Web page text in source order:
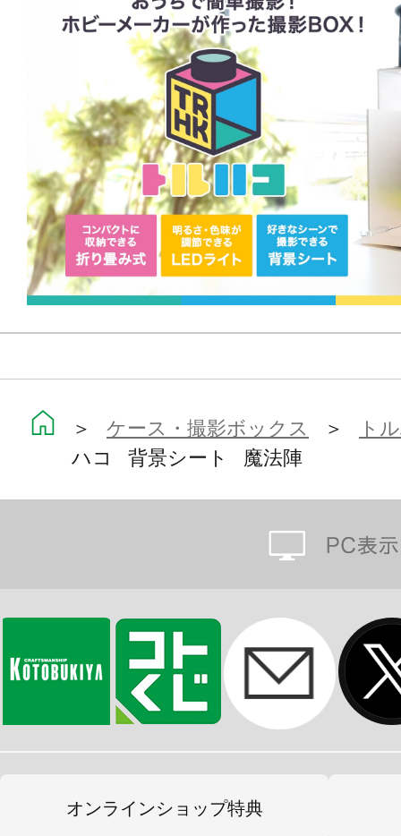
※画像は試作品です。実際の商品と
ます。
＞ ケース・撮影ボックス ＞
ト
ハコ 背景シート 魔法陣
オンラインショップ特典